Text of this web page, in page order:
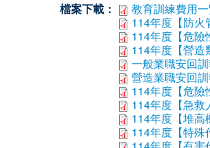
檔案下載：
教育訓練費用
114年度【防火
114年度【危險
114年度【營造
一般業職安回
營造業職安回
114年度【危險
114年度【急救
114年度【堆高
114年度【特殊